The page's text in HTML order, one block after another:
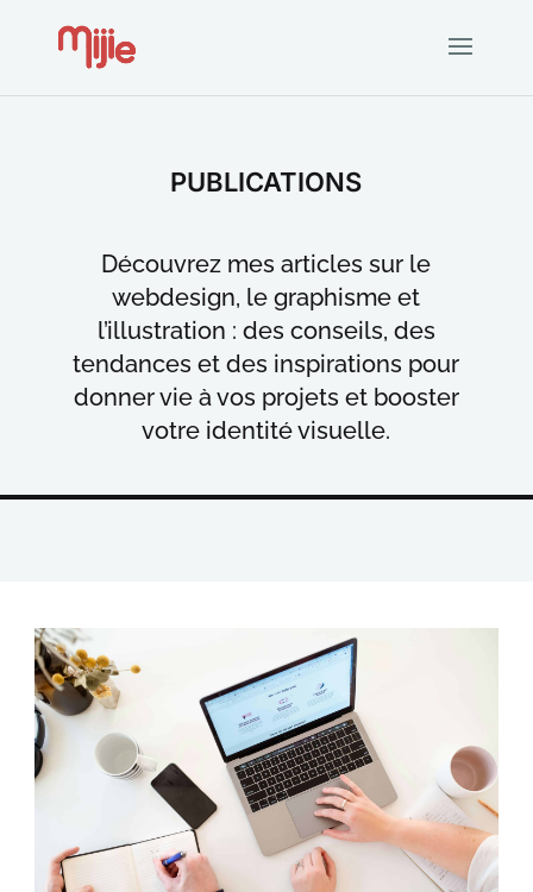
PUBLICATIONS
Découvrez mes articles sur le
webdesign, le graphisme et
l’illustration : des conseils, des
tendances et des inspirations pour
donner vie à vos projets et booster
votre identité visuelle.